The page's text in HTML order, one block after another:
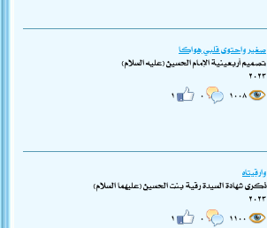
صغيراً واحتوى قلبي هواكا
تصميم أربعينية الإمام الحسين (عليه السلام)
٢٠٢٣
وارقيتاه
ذكرى شهادة السيدة رقية بنت الحسين (عليهما السلام)
٢٠٢٣